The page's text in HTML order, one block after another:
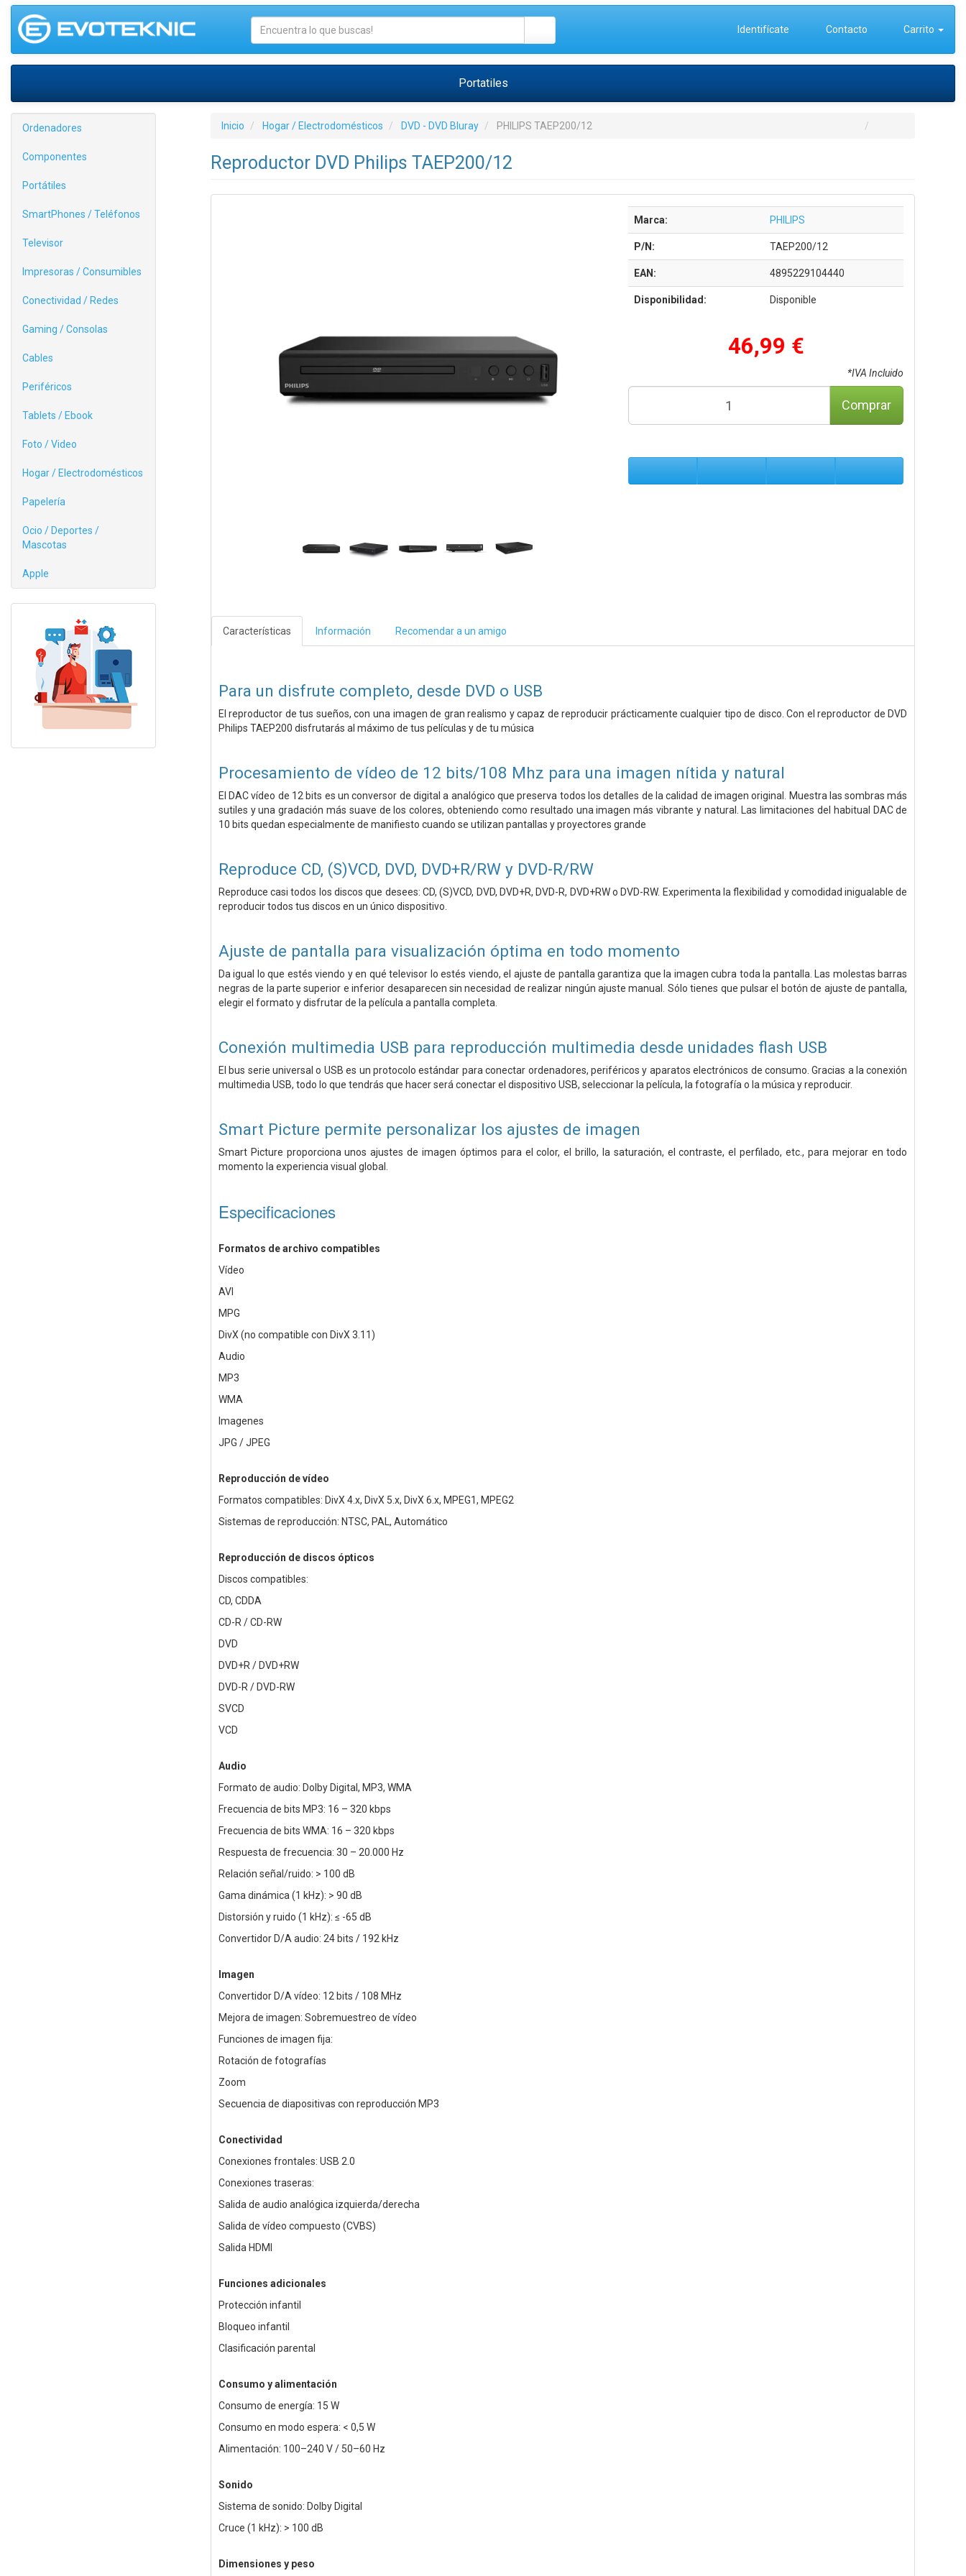
Identifícate Contacto Carrito
Portatiles
Ordenadores
Componentes
Portátiles
SmartPhones / Teléfonos
Televisor
Impresoras / Consumibles
Conectividad / Redes
Gaming / Consolas
Cables
Periféricos
Tablets / Ebook
Foto / Video
Hogar / Electrodomésticos
Papelería
Ocio / Deportes /
Mascotas
Apple
Inicio Hogar / Electrodomésticos DVD - DVD Bluray PHILIPS TAEP200/12
Reproductor DVD Philips TAEP200/12
Marca: PHILIPS
P/N: TAEP200/12
EAN: 4895229104440
Disponibilidad: Disponible
46,99 €
*IVA Incluido
Comprar
Características Información Recomendar a un amigo
Para un disfrute completo, desde DVD o USB
El reproductor de tus sueños, con una imagen de gran realismo y capaz de reproducir prácticamente cualquier tipo de disco. Con el reproductor de DVD
Philips TAEP200 disfrutarás al máximo de tus películas y de tu música
Procesamiento de vídeo de 12 bits/108 Mhz para una imagen nítida y natural
El DAC vídeo de 12 bits es un conversor de digital a analógico que preserva todos los detalles de la calidad de imagen original. Muestra las sombras más
sutiles y una gradación más suave de los colores, obteniendo como resultado una imagen más vibrante y natural. Las limitaciones del habitual DAC de
10 bits quedan especialmente de manifiesto cuando se utilizan pantallas y proyectores grande
Reproduce CD, (S)VCD, DVD, DVD+R/RW y DVD-R/RW
Reproduce casi todos los discos que desees: CD, (S)VCD, DVD, DVD+R, DVD-R, DVD+RW o DVD-RW. Experimenta la flexibilidad y comodidad inigualable de
reproducir todos tus discos en un único dispositivo.
Ajuste de pantalla para visualización óptima en todo momento
Da igual lo que estés viendo y en qué televisor lo estés viendo, el ajuste de pantalla garantiza que la imagen cubra toda la pantalla. Las molestas barras
negras de la parte superior e inferior desaparecen sin necesidad de realizar ningún ajuste manual. Sólo tienes que pulsar el botón de ajuste de pantalla,
elegir el formato y disfrutar de la película a pantalla completa.
Conexión multimedia USB para reproducción multimedia desde unidades flash USB
El bus serie universal o USB es un protocolo estándar para conectar ordenadores, periféricos y aparatos electrónicos de consumo. Gracias a la conexión
multimedia USB, todo lo que tendrás que hacer será conectar el dispositivo USB, seleccionar la película, la fotografía o la música y reproducir.
Smart Picture permite personalizar los ajustes de imagen
Smart Picture proporciona unos ajustes de imagen óptimos para el color, el brillo, la saturación, el contraste, el perfilado, etc., para mejorar en todo
momento la experiencia visual global.
Especificaciones
Formatos de archivo compatibles
Vídeo
AVI
MPG
DivX (no compatible con DivX 3.11)
Audio
MP3
WMA
Imagenes
JPG / JPEG
Reproducción de vídeo
Formatos compatibles: DivX 4.x, DivX 5.x, DivX 6.x, MPEG1, MPEG2
Sistemas de reproducción: NTSC, PAL, Automático
Reproducción de discos ópticos
Discos compatibles:
CD, CDDA
CD-R / CD-RW
DVD
DVD+R / DVD+RW
DVD-R / DVD-RW
SVCD
VCD
Audio
Formato de audio: Dolby Digital, MP3, WMA
Frecuencia de bits MP3: 16 – 320 kbps
Frecuencia de bits WMA: 16 – 320 kbps
Respuesta de frecuencia: 30 – 20.000 Hz
Relación señal/ruido: > 100 dB
Gama dinámica (1 kHz): > 90 dB
Distorsión y ruido (1 kHz): ≤ -65 dB
Convertidor D/A audio: 24 bits / 192 kHz
Imagen
Convertidor D/A vídeo: 12 bits / 108 MHz
Mejora de imagen: Sobremuestreo de vídeo
Funciones de imagen fija:
Rotación de fotografías
Zoom
Secuencia de diapositivas con reproducción MP3
Conectividad
Conexiones frontales: USB 2.0
Conexiones traseras:
Salida de audio analógica izquierda/derecha
Salida de vídeo compuesto (CVBS)
Salida HDMI
Funciones adicionales
Protección infantil
Bloqueo infantil
Clasificación parental
Consumo y alimentación
Consumo de energía: 15 W
Consumo en modo espera: < 0,5 W
Alimentación: 100–240 V / 50–60 Hz
Sonido
Sistema de sonido: Dolby Digital
Cruce (1 kHz): > 100 dB
Dimensiones y peso